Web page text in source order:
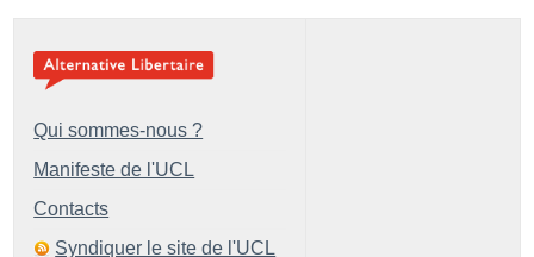
Qui sommes-nous ?
Manifeste de l'UCL
Contacts
Syndiquer le site de l'UCL